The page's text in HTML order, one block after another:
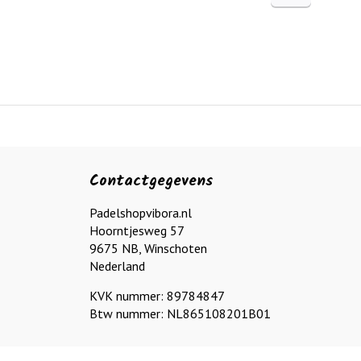
Contactgegevens
Padelshopvibora.nl
Hoorntjesweg 57
9675 NB, Winschoten
Nederland
KVK nummer: 89784847
Btw nummer: NL865108201B01